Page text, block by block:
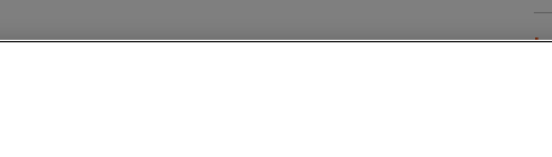
macrobiótica, el zumo de limón en ayunas, o
la prevención del cáncer, el experto resumió
"No comas mejor, deja de comer peor".